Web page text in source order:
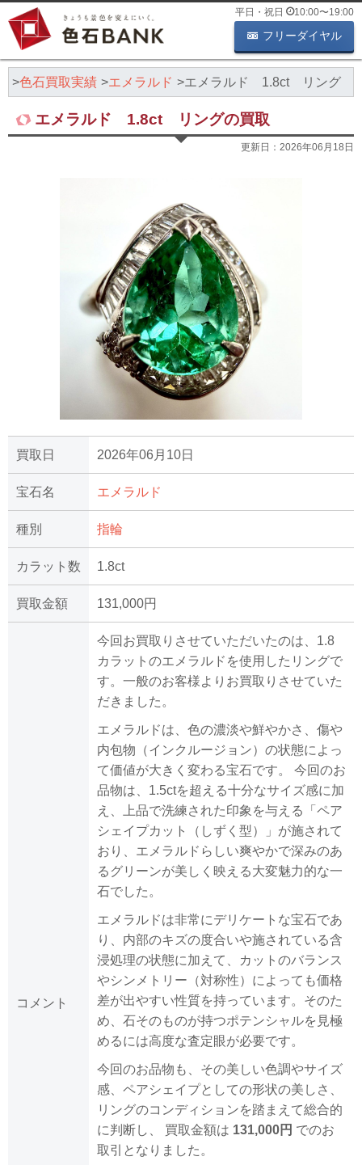
平日・祝日 10:00〜19:00
フリーダイヤル
色石買取実績 エメラルド エメラルド 1.8ct リング
エメラルド 1.8ct リングの買取
更新日： 2026年06月18日
買取日 2026年06月10日
宝石名 エメラルド
種別 指輪
カラット数 1.8ct
買取金額 131,000円
コメント
今回お買取りさせていただいたのは、1.8
カラットのエメラルドを使用したリングで
す。一般のお客様よりお買取りさせていた
だきました。
エメラルドは、色の濃淡や鮮やかさ、傷や
内包物（インクルージョン）の状態によっ
て価値が大きく変わる宝石です。 今回のお
品物は、1.5ctを超える十分なサイズ感に加
え、上品で洗練された印象を与える「ペア
シェイプカット（しずく型）」が施されて
おり、エメラルドらしい爽やかで深みのあ
るグリーンが美しく映える大変魅力的な一
石でした。
エメラルドは非常にデリケートな宝石であ
り、内部のキズの度合いや施されている含
浸処理の状態に加えて、カットのバランス
やシンメトリー（対称性）によっても価格
差が出やすい性質を持っています。そのた
め、石そのものが持つポテンシャルを見極
めるには高度な査定眼が必要です。
今回のお品物も、その美しい色調やサイズ
感、ペアシェイプとしての形状の美しさ、
リングのコンディションを踏まえて総合的
に判断し、 買取金額は 131,000円 でのお
取引となりました。